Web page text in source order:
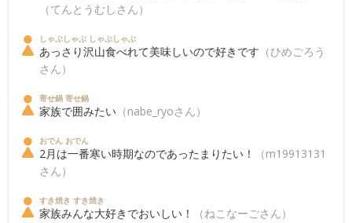
（てんとうむしさん）
しゃぶしゃぶ しゃぶしゃぶ
あっさり沢山食べれて美味しいので好きです （ひめごろう
さん）
寄せ鍋 寄せ鍋
家族で囲みたい （nabe_ryoさん）
おでん おでん
2月は一番寒い時期なのであったまりたい！
（m19913131
さん）
すき焼き すき焼き
家族みんな大好きでおいしい！ （ねこなーごさん）